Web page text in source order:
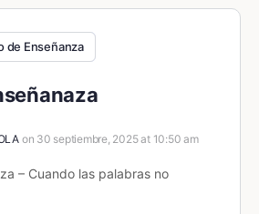
de Enseñanza
on 30 septiembre, 2025 at 10:50 am
– Cuando las palabras no